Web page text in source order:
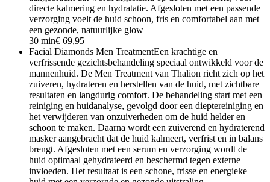
directe kalmering en hydratatie. Afgesloten met een passende
verzorging voelt de huid schoon, fris en comfortabel aan met
een gezonde, natuurlijke glow
30 min€ 69,95
Facial Diamonds Men TreatmentEen krachtige en
verfrissende gezichtsbehandeling speciaal ontwikkeld voor de
mannenhuid. De Men Treatment van Thalion richt zich op het
zuiveren, hydrateren en herstellen van de huid, met zichtbare
resultaten en langdurig comfort. De behandeling start met een
reiniging en huidanalyse, gevolgd door een dieptereiniging en
het verwijderen van onzuiverheden om de huid helder en
schoon te maken. Daarna wordt een zuiverend en hydraterend
masker aangebracht dat de huid kalmeert, verfrist en in balans
brengt. Afgesloten met een serum en verzorging wordt de
huid optimaal gehydrateerd en beschermd tegen externe
invloeden. Het resultaat is een schone, frisse en energieke